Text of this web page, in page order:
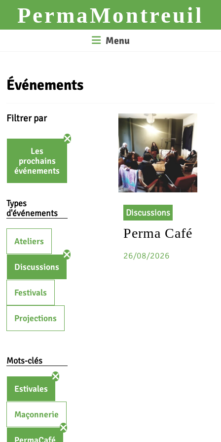
contentPermaMontreuil
Menu
Événements
Filtrer par
Les
prochains
événements
Types
d'événements
Ateliers
Discussions
Festivals
Projections
Mots-clés
Estivales
Maçonnerie
Discussions
Perma Café
26/08/2026